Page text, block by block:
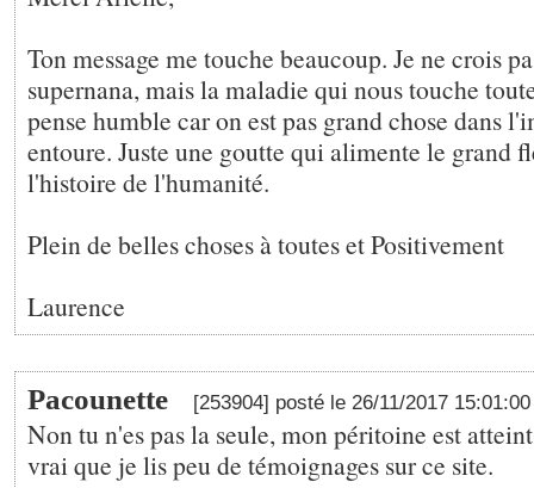
Ton message me touche beaucoup. Je ne crois
supernana, mais la maladie qui nous touche
pense humble car on est pas grand chose dans
entoure. Juste une goutte qui alimente le grand
l'histoire de l'humanité.
Plein de belles choses à toutes et Positivement
Laurence
Pacounette [253904] posté le 26/11/2017
Non tu n'es pas la seule, mon péritoine est
vrai que je lis peu de témoignages sur ce site.